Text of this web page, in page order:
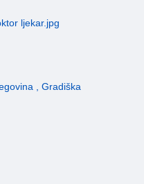
, Gradiška